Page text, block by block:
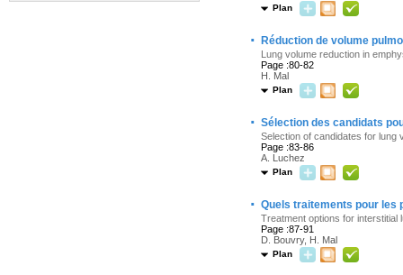
Plan
· Réduction de volume
Lung volume reduction in
Page :80-82
H. Mal
Plan
· Sélection des candidats
Selection of candidates for lung
Page :83-86
A. Luchez
Plan
· Quels traitements pour les
Treatment options for
Page :87-91
D. Bouvry, H. Mal
Plan